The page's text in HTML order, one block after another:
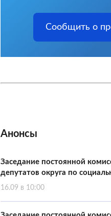
Сообщить о
Анонсы
Заседание постоянной
депутатов округа по
16.09 в 10:00